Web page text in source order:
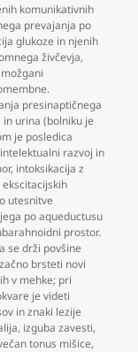
komunikativnih
prevajanja po
glukoze in njenih
živčevja,
presinaptičnega
urina (bolniku je
je posledica
intelektualni razvoj in
, intoksikacija z
ekscitacijskih
utesnitve
po aqueductusu
prostor.
se drži povšine
brsteti novi
v mehke; pri
je videti
in znaki lezije
, izguba zavesti,
tonus mišice,